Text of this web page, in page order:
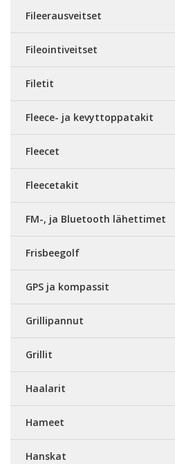
Fileerausveitset
Fileointiveitset
Filetit
Fleece- ja kevyttoppatakit
Fleecet
Fleecetakit
FM-, ja Bluetooth lähettimet
Frisbeegolf
GPS ja kompassit
Grillipannut
Grillit
Haalarit
Hameet
Hanskat